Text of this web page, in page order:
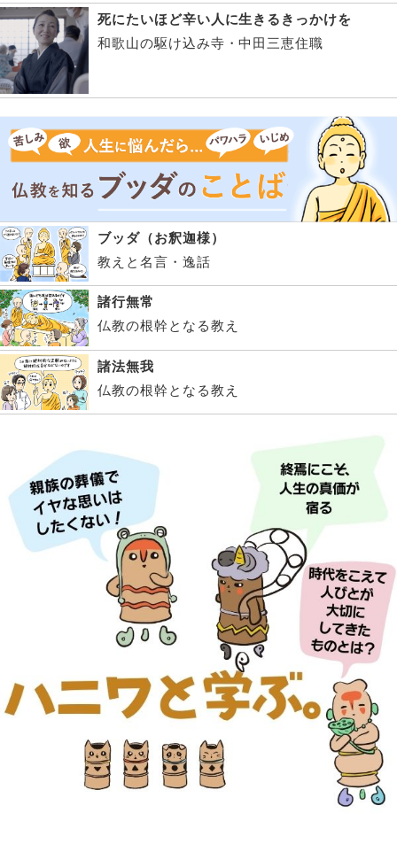
死にたいほど辛い人に生きるきっかけを
和歌山の駆け込み寺・中田三恵住職
ブッダ（お釈迦様）
教えと名言・逸話
諸行無常
仏教の根幹となる教え
諸法無我
仏教の根幹となる教え